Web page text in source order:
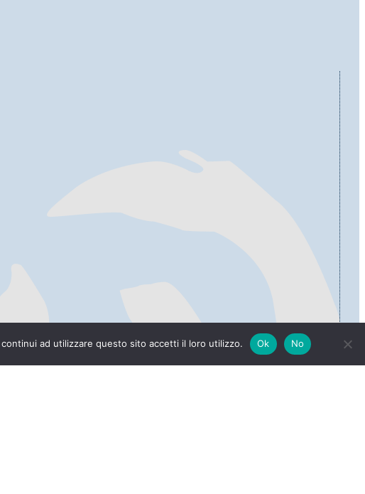
ad utilizzare questo sito accetti il loro utilizzo. Ok No